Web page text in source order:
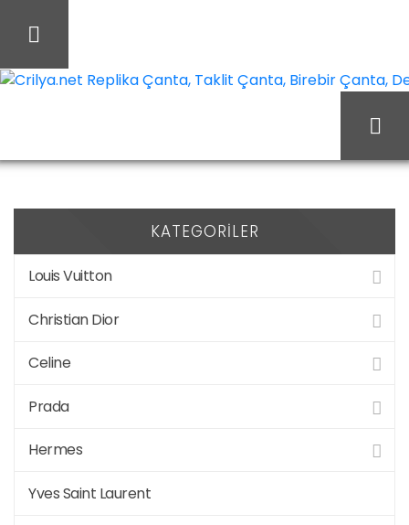
KATEGORILER
Louis Vuitton
Christian Dior
Celine
Prada
Hermes
Yves Saint Laurent